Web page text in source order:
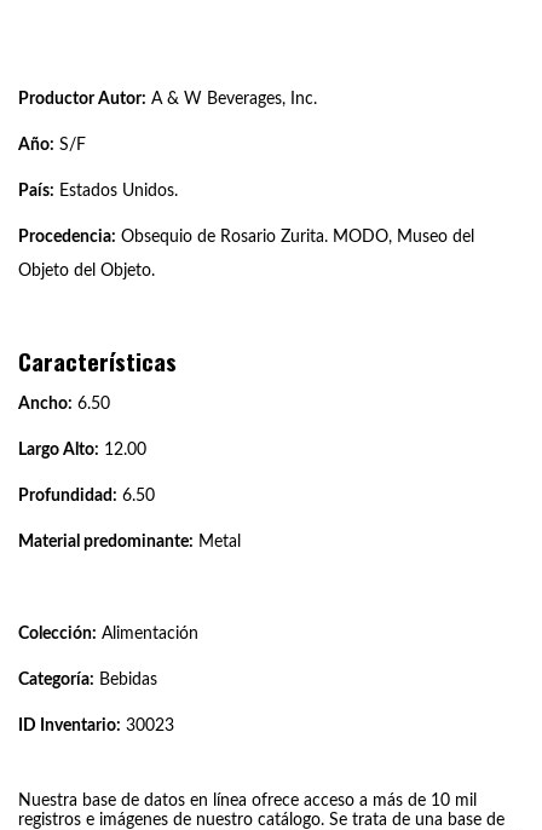
Productor Autor: A & W Beverages, Inc.
Año: S/F
País: Estados Unidos.
Procedencia: Obsequio de Rosario Zurita. MODO, Museo del
Objeto del Objeto.
Características
Ancho: 6.50
Largo Alto: 12.00
Profundidad: 6.50
Material predominante: Metal
Colección: Alimentación
Categoría: Bebidas
ID Inventario: 30023
Nuestra base de datos en línea ofrece acceso a más de 10 mil
registros e imágenes de nuestro catálogo. Se trata de una base de